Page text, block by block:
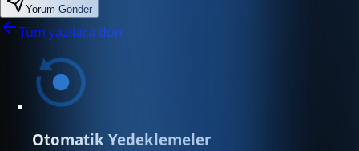
Yorum Gönder
Tüm yazılara dön
Otomatik Yedeklemeler